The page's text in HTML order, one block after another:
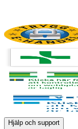
Hjälp och support